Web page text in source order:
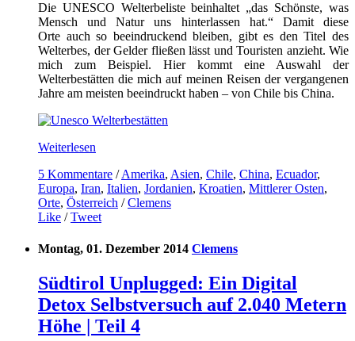
Die UNESCO Welterbeliste beinhaltet „das Schönste, was
Mensch und Natur uns hinterlassen hat.“ Damit diese
Orte auch so beeindruckend bleiben, gibt es den Titel des
Welterbes, der Gelder fließen lässt und Touristen anzieht. Wie
mich zum Beispiel. Hier kommt eine Auswahl der
Welterbestätten die mich auf meinen Reisen der vergangenen
Jahre am meisten beeindruckt haben – von Chile bis China.
Weiterlesen
5 Kommentare /Amerika, Asien, Chile, China, Ecuador,
Europa, Iran, Italien, Jordanien, Kroatien, Mittlerer Osten,
Orte, Österreich /Clemens
Like /Tweet
Montag, 01. Dezember 2014 Clemens
Südtirol Unplugged: Ein Digital
Detox Selbstversuch auf 2.040 Metern
Höhe | Teil 4